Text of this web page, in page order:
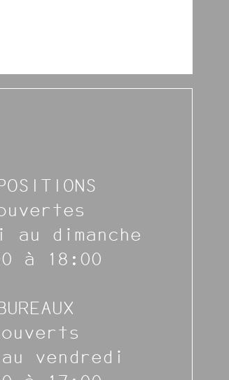
au dimanche
à 18:00
vendredi